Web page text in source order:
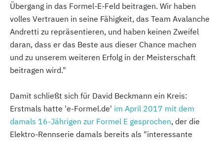
Übergang in das Formel-E-Feld beitragen. Wir haben
volles Vertrauen in seine Fähigkeit, das Team Avalanche
Andretti zu repräsentieren, und haben keinen Zweifel
daran, dass er das Beste aus dieser Chance machen
und zu unserem weiteren Erfolg in der Meisterschaft
beitragen wird."
Damit schließt sich für David Beckmann ein Kreis:
Erstmals hatte 'e-Formel.de' im April 2017 mit dem
damals 16-Jährigen zur Formel E gesprochen, der die
Elektro-Rennserie damals bereits als "interessante